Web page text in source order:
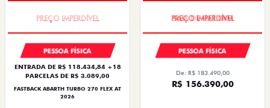
PESSOA FÍSICA
ENTRADA DE R$ 118.434,84 +18
PARCELAS DE R$ 3.089,00
FASTBACK ABARTH TURBO 270 FLEX AT
2026
PESSOA FÍSICA
De: R$ 183.490,00
R$ 156.390,00